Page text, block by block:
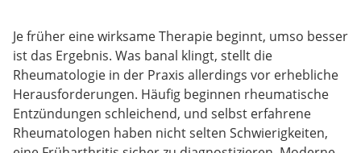
Je früher eine wirksame Therapie beginnt, umso besser
ist das Ergebnis. Was banal klingt, stellt die
Rheumatologie in der Praxis allerdings vor erhebliche
Herausforderungen. Häufig beginnen rheumatische
Entzündungen schleichend, und selbst erfahrene
Rheumatologen haben nicht selten Schwierigkeiten,